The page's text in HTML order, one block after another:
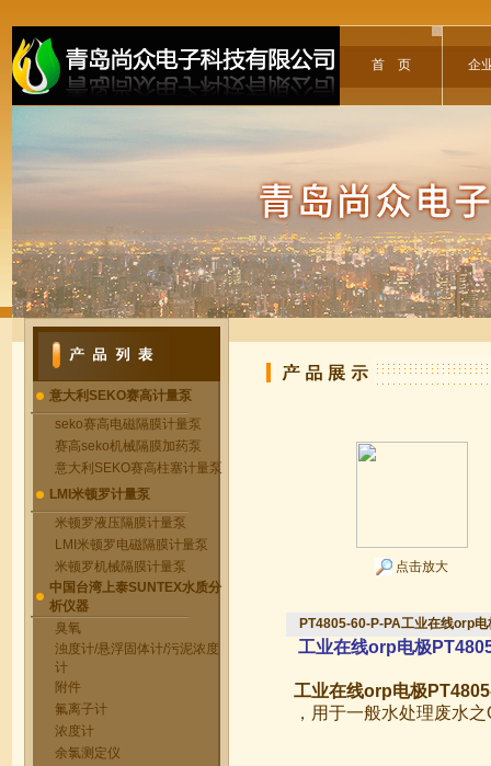
首 页 企
意大利SEKO赛高计量泵
seko赛高电磁隔膜计量泵
赛高seko机械隔膜加药泵
意大利SEKO赛高柱塞计量泵
LMI米顿罗计量泵
米顿罗液压隔膜计量泵
LMI米顿罗电磁隔膜计量泵
米顿罗机械隔膜计量泵
中国台湾上泰SUNTEX水质分
析仪器
臭氧
浊度计/悬浮固体计/污泥浓度
计
附件
氟离子计
浓度计
余氯测定仪
点击放大
PT4805-60-P-PA工业在线orp
工业在线orp电极
工业在线orp电极
，用于一般水处理废水